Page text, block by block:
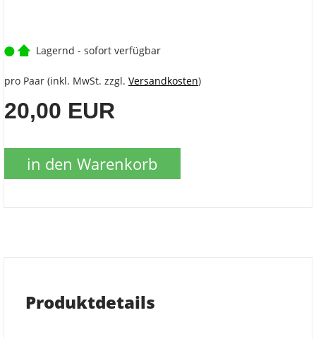
Lagernd - sofort verfügbar
pro Paar (inkl. MwSt. zzgl. Versandkosten)
20,00 EUR
in den Warenkorb
Produktdetails